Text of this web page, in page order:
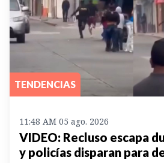
TENDENCIAS
11:48 AM 05 ago. 2026
VIDEO: Recluso escapa
y policías disparan para